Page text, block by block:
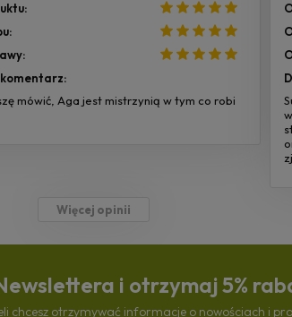
mówić, Aga jest mistrzynią w tym co robi
Więcej opinii
i otrzymaj 5%
chcesz otrzymywać informacje o nowościach i